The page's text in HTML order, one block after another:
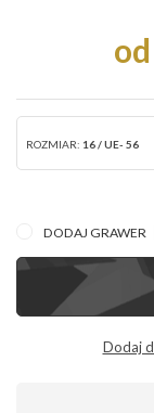
ROZMIAR: 16 / UE- 56
DODAJ GRAWER
Dodaj